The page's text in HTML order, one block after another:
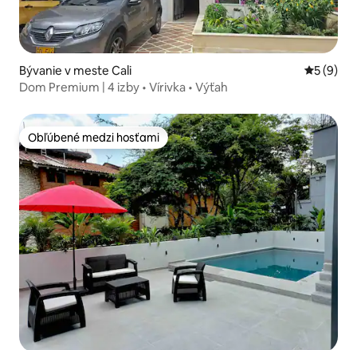
Bývanie v meste Cali
5 (9)
Dom Premium | 4 izby • Vírivka • Výťah
Obľúbené medzi hosťami
Obľúbené medzi hosťami